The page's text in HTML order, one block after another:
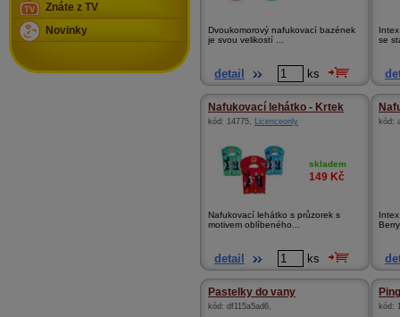
Dvoukomorový nafukovací bazének
je svou velikostí ...
detail ks
se
Nafukovací lehátko - Krtek
kód: 14775, Licenceonly
skladem
149 Kč
Nafukovací lehátko s průzorek s
motivem oblíbeného...
detail ks
kód:
Pastelky do vany
kód: df115a5ad6, kód:
Znáte z TV
Novinky